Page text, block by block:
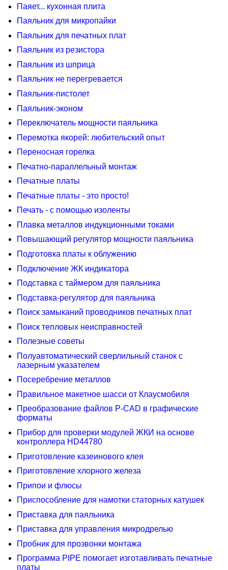
Паяет... кухонная плита
Паяльник для микропайки
Паяльник для печатных плат
Паяльник из резистора
Паяльник из шприца
Паяльник не перегревается
Паяльник-пистолет
Паяльник-эконом
Переключатель мощности паяльника
Перемотка якорей: любительский опыт
Переносная горелка
Печатно-параллельный монтаж
Печатные платы
Печатные платы - это просто!
Печать - с помощью изоленты
Плавка металлов индукционными токами
Повышающий регулятор мощности паяльника
Подготовка платы к облужению
Подключение ЖК индикатора
Подставка с таймером для паяльника
Подставка-регулятор для паяльника
Поиск замыканий проводников печатных плат
Поиск тепловых неисправностей
Полезные советы
Полуавтоматический сверлильный станок с
лазерным указателем
Посеребрение металлов
Правильное макетное шасси от Клаусмобиля
Преобразование файлов P-CAD в графические
форматы
Прибор для проверки модулей ЖКИ на основе
контроллера HD44780
Приготовление казеинового клея
Приготовление хлорного железа
Припои и флюсы
Приспособление для намотки статорных катушек
Приставка для паяльника
Приставка для управления микродрелью
Пробник для прозвонки монтажа
Программа PIPE помогает изготавливать печатные
платы